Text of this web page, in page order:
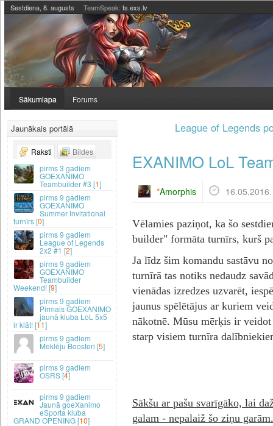
Sestdiena, 8. augusts TeamSpeak: ts.exs.lv
Sākumlapa Forums
League of Legends
EXANIMO LoL
*Amorphis
Vēlamies paziņot, ka šo
builder" formāta turnīrs, kurš
Ja līdz šim komandu sastāvu
turnīrā tas notiks nedaudz
vienādas izredzes uzvarēt,
jaunus spēlētājus ar kuriem
nākotnē. Mūsu mērķis ir
starp visiem turnīra
Sākšu ar pašu svarīgāko, lai
galam - nepalaiž šo ziņu
Jaunākais portālā
Raksti
Bildes
3 gadiem
GOEXANIMO
Teambuilder #3 [1]
9 gadiem
GOEXANIMO
Summer Invitational
turnīrs [0]
9 gadiem
League of Legends
2x2 #1 [2]
9 gadiem
GOEXANIMO
Teambuilder
Weekend! [9]
9 gadiem
Pirmais GOEXANIMO
jaunā kluba LoL 5x5
ir klāt! [11]
9 gadiem
Meklēju Boosteri [5]
9 gadiem
OSRS [4]
9 gadiem
Jaunā goeXanimo
eSporta kluba
GRAND OPENING [10]